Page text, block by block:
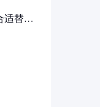
适替代